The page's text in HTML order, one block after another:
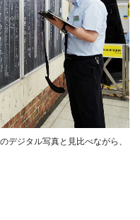
デジタル写真と見比べながら、